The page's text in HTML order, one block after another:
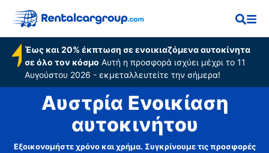
Έως και 20% έκπτωση σε ενοικιαζόμενα αυτοκίνητα
σε όλο τον κόσμο Αυτή η προσφορά ισχύει μέχρι το 11
Αυγούστου 2026 - εκμεταλλευτείτε την σήμερα!
Αυστρία Ενοικίαση
αυτοκινήτου
Εξοικονομήστε χρόνο και χρήμα. Συγκρίνουμε τις προσφορές